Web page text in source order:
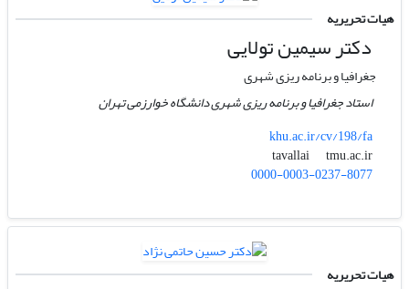
هیات تحریریه
دکتر سیمین تولایی
جغرافیا و برنامه ریزی شهری
استاد جغرافیا و برنامه ریزی شهری دانشگاه خوارزمی تهران
khu.ac.ir/cv/198/fa
tavallai
tmu.ac.ir
0000-0003-0237-8077
هیات تحریریه